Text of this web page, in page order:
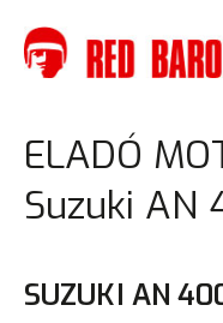
ELADÓ
Suzuki AN
SUZUKI AN